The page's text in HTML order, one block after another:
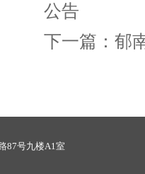
公告
下一篇： 郁
87号九楼A1室